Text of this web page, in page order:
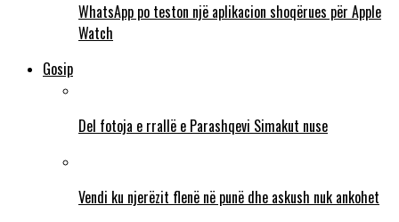
WhatsApp po teston një aplikacion shoqërues për Apple
Watch
Gosip
Del fotoja e rrallë e Parashqevi Simakut nuse
Vendi ku njerëzit flenë në punë dhe askush nuk ankohet